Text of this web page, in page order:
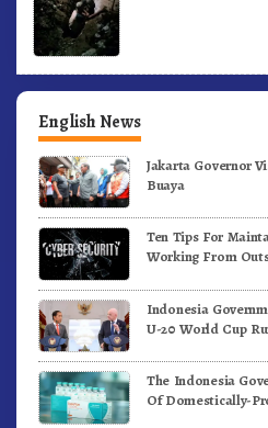
English News
Jakarta Governor
Buaya
Ten Tips For
Working From
Indonesia
U-20 World Cup
The Indonesia
Of Domestically-